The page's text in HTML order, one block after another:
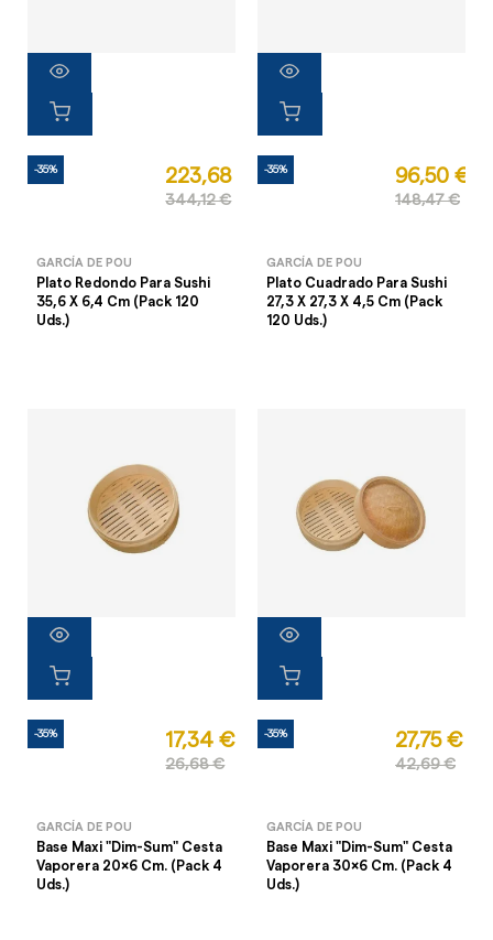
-35% 223,68 €
344,12 €
GARCÍA DE POU
Plato Redondo Para Sushi
35,6 X 6,4 Cm (Pack 120
Uds.)
-35% 96,50 €
148,47 €
GARCÍA DE POU
Plato Cuadrado Para Sushi
27,3 X 27,3 X 4,5 Cm (Pack
120 Uds.)
-35% 17,34 €
26,68 €
GARCÍA DE POU
Base Maxi "Dim-Sum" Cesta
Vaporera 20x6 Cm. (Pack 4
Uds.)
-35% 27,75 €
42,69 €
GARCÍA DE POU
Base Maxi "Dim-Sum" Cesta
Vaporera 30x6 Cm. (Pack 4
Uds.)